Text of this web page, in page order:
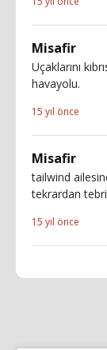
Misafir
Uçaklarını
havayolu.
15 yıl önce
Misafir
tailwind
tekrardan
15 yıl önce